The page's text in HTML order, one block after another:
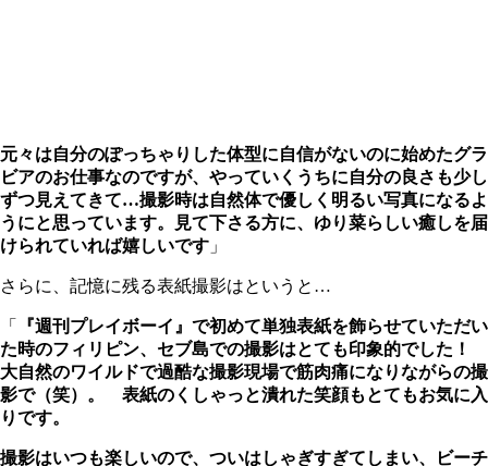
元々は自分のぽっちゃりした体型に自信がないのに始めたグラ
ビアのお仕事なのですが、やっていくうちに自分の良さも少し
ずつ見えてきて…撮影時は自然体で優しく明るい写真になるよ
うにと思っています。見て下さる方に、ゆり菜らしい癒しを届
けられていれば嬉しいです 」
さらに、記憶に残る表紙撮影はというと…
「
『週刊プレイボーイ』で初めて単独表紙を飾らせていただい
た時のフィリピン、セブ島での撮影はとても印象的でした！
大自然のワイルドで過酷な撮影現場で筋肉痛になりながらの撮
影で（笑）。 表紙のくしゃっと潰れた笑顔もとてもお気に入
りです。
撮影はいつも楽しいので、ついはしゃぎすぎてしまい、ビーチ